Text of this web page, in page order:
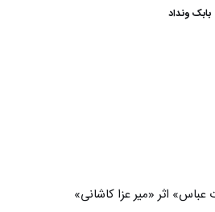
بابک ونداد